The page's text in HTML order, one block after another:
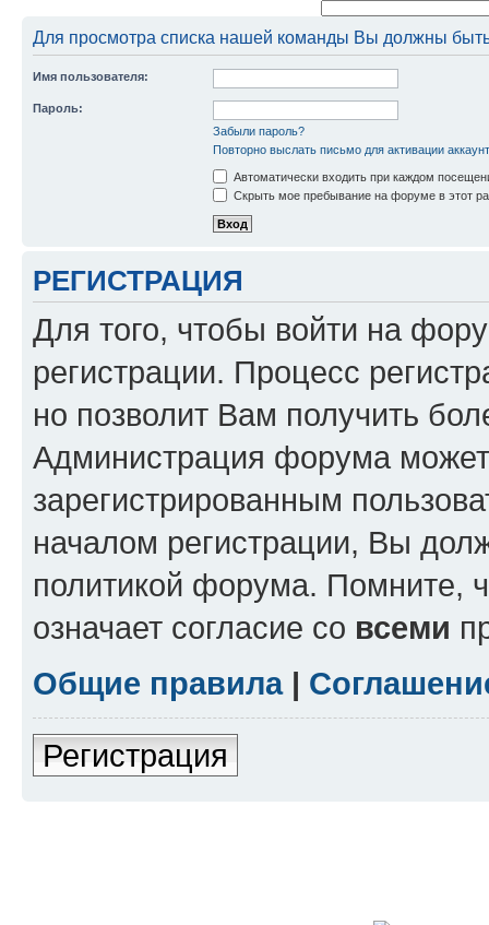
Для просмотра списка нашей команды Вы должны
Имя пользователя:
Пароль:
Забыли пароль?
Повторно выслать письмо для активации
Автоматически входить при каждом
Скрыть мое пребывание на форуме в этот
РЕГИСТРАЦИЯ
Для того, чтобы войти на
регистрации. Процесс
но позволит Вам получить
Администрация форума может
зарегистрированным
началом регистрации, Вы
политикой форума. Помните,
означает согласие со всеми
Общие правила|
Регистрация